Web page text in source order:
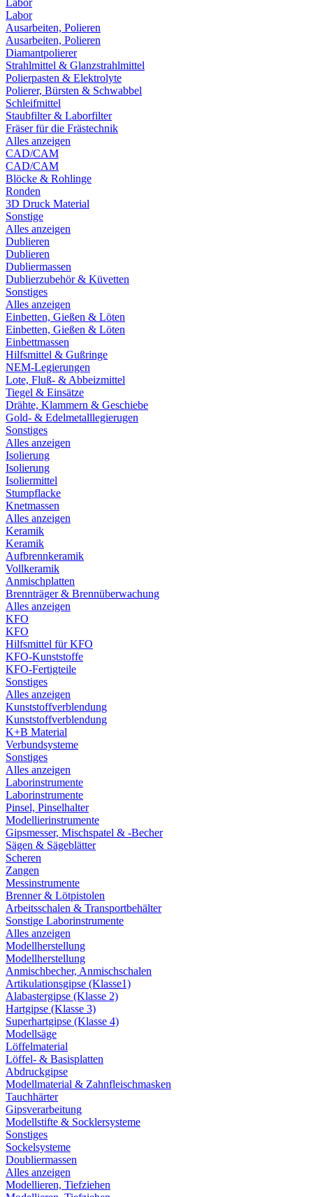
Labor
Labor
Ausarbeiten, Polieren
Ausarbeiten, Polieren
Diamantpolierer
Strahlmittel & Glanzstrahlmittel
Polierpasten & Elektrolyte
Polierer, Bürsten & Schwabbel
Schleifmittel
Staubfilter & Laborfilter
Fräser für die Frästechnik
Alles anzeigen
CAD/CAM
CAD/CAM
Blöcke & Rohlinge
Ronden
3D Druck Material
Sonstige
Alles anzeigen
Dublieren
Dublieren
Dubliermassen
Dublierzubehör & Küvetten
Sonstiges
Alles anzeigen
Einbetten, Gießen & Löten
Einbetten, Gießen & Löten
Einbettmassen
Hilfsmittel & Gußringe
NEM-Legierungen
Lote, Fluß- & Abbeizmittel
Tiegel & Einsätze
Drähte, Klammern & Geschiebe
Gold- & Edelmetalllegierugen
Sonstiges
Alles anzeigen
Isolierung
Isolierung
Isoliermittel
Stumpflacke
Knetmassen
Alles anzeigen
Keramik
Keramik
Aufbrennkeramik
Vollkeramik
Anmischplatten
Brennträger & Brennüberwachung
Alles anzeigen
KFO
KFO
Hilfsmittel für KFO
KFO-Kunststoffe
KFO-Fertigteile
Sonstiges
Alles anzeigen
Kunststoffverblendung
Kunststoffverblendung
K+B Material
Verbundsysteme
Sonstiges
Alles anzeigen
Laborinstrumente
Laborinstrumente
Pinsel, Pinselhalter
Modellierinstrumente
Gipsmesser, Mischspatel & -Becher
Sägen & Sägeblätter
Scheren
Zangen
Messinstrumente
Brenner & Lötpistolen
Arbeitsschalen & Transportbehälter
Sonstige Laborinstrumente
Alles anzeigen
Modellherstellung
Modellherstellung
Anmischbecher, Anmischschalen
Artikulationsgipse (Klasse1)
Alabastergipse (Klasse 2)
Hartgipse (Klasse 3)
Superhartgipse (Klasse 4)
Modellsäge
Löffelmaterial
Löffel- & Basisplatten
Abdruckgipse
Modellmaterial & Zahnfleischmasken
Tauchhärter
Gipsverarbeitung
Modellstifte & Socklersysteme
Sonstiges
Sockelsysteme
Doubliermassen
Alles anzeigen
Modellieren, Tiefziehen